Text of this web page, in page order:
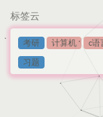
标签云
考研 计算机 c语
习题